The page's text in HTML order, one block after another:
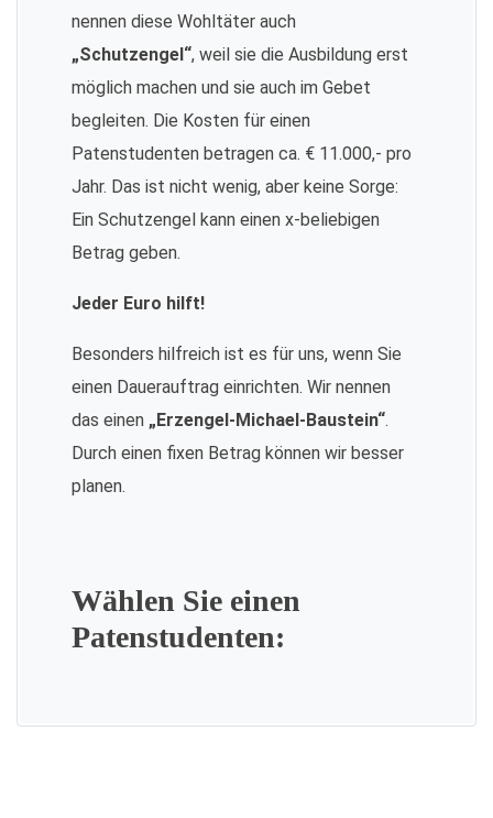
nennen diese Wohltäter auch
„Schutzengel“, weil sie die Ausbildung erst
möglich machen und sie auch im Gebet
begleiten. Die Kosten für einen
Patenstudenten betragen ca. € 11.000,- pro
Jahr. Das ist nicht wenig, aber keine Sorge:
Ein Schutzengel kann einen x-beliebigen
Betrag geben.
Jeder Euro hilft!
Besonders hilfreich ist es für uns, wenn Sie
einen Dauerauftrag einrichten. Wir nennen
das einen „Erzengel-Michael-Baustein“.
Durch einen fixen Betrag können wir besser
planen.
Wählen Sie einen
Patenstudenten: